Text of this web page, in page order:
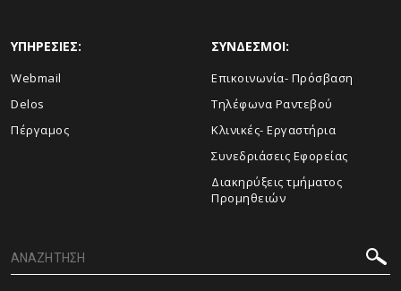
ΥΠΗΡΕΣΙΕΣ:
Webmail
Delos
Πέργαμος
ΣΥΝΔΕΣΜΟΙ:
Επικοινωνία- Πρόσβαση
Τηλέφωνα Ραντεβού
Κλινικές- Εργαστήρια
Συνεδριάσεις Εφορείας
Διακηρύξεις τμήματος
Προμηθειών